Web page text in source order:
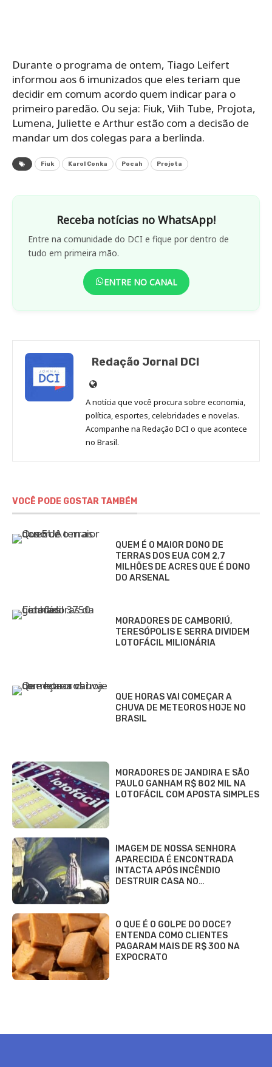
Durante o programa de ontem, Tiago Leifert
informou aos 6 imunizados que eles teriam que
decidir em comum acordo quem indicar para o
primeiro paredão. Ou seja: Fiuk, Viih Tube, Projota,
Lumena, Juliette e Arthur estão com a decisão de
mandar um dos colegas para a berlinda.
Fiuk Karol Conka Pocah Projota
Receba notícias no WhatsApp!
Entre na comunidade do DCI e fique por dentro de
tudo em primeira mão.
ENTRE NO CANAL
Redação Jornal DCI
Site
de
Redação
Jornal
DCI
A notícia que você procura sobre economia,
política, esportes, celebridades e novelas.
Acompanhe na Redação DCI o que acontece
no Brasil.
VOCÊ PODE GOSTAR TAMBÉM
QUEM É O MAIOR DONO DE
TERRAS DOS EUA COM 2,7
MILHÕES DE ACRES QUE É DONO
DO ARSENAL
MORADORES DE CAMBORIÚ,
TERESÓPOLIS E SERRA DIVIDEM
LOTOFÁCIL MILIONÁRIA
QUE HORAS VAI COMEÇAR A
CHUVA DE METEOROS HOJE NO
BRASIL
MORADORES DE JANDIRA E SÃO
PAULO GANHAM R$ 802 MIL NA
LOTOFÁCIL COM APOSTA SIMPLES
IMAGEM DE NOSSA SENHORA
APARECIDA É ENCONTRADA
INTACTA APÓS INCÊNDIO
DESTRUIR CASA NO…
O QUE É O GOLPE DO DOCE?
ENTENDA COMO CLIENTES
PAGARAM MAIS DE R$ 300 NA
EXPOCRATO